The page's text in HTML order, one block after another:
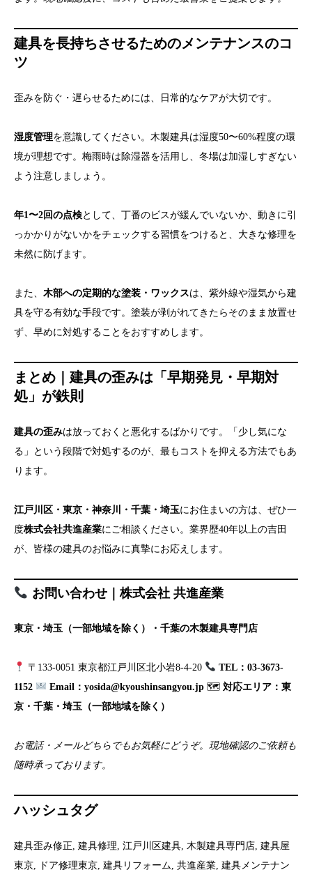
建具を長持ちさせるためのメンテナンスのコ
ツ
歪みを防ぐ・遅らせるためには、日常的なケアが大切です。
湿度管理を意識してください。木製建具は湿度50〜60%程度の環
境が理想です。梅雨時は除湿器を活用し、冬場は加湿しすぎない
よう注意しましょう。
年1〜2回の点検として、丁番のビスが緩んでいないか、動きに引
っかかりがないかをチェックする習慣をつけると、大きな修理を
未然に防げます。
また、 木部への定期的な塗装・ワックスは、紫外線や湿気から建
具を守る有効な手段です。塗装が剥がれてきたらそのまま放置せ
ず、早めに対処することをおすすめします。
まとめ｜建具の歪みは「早期発見・早期対
処」が鉄則
建具の歪みは放っておくと悪化するばかりです。「少し気にな
る」という段階で対処するのが、最もコストを抑える方法でもあ
ります。
江戸川区・東京・神奈川・千葉・埼玉にお住まいの方は、ぜひ一
度株式会社共進産業にご相談ください。業界歴40年以上の吉田
が、皆様の建具のお悩みに真摯にお応えします。
お問い合わせ｜株式会社 共進産業
東京・埼玉（一部地域を除く）・千葉の木製建具専門店
〒133-0051 東京都江戸川区北小岩8-4-20
TEL：03-3673-
1152
Email：yosida@kyoushinsangyou.jp🗺 対応エリア：東
京・千葉・埼玉（一部地域を除く）
お電話・メールどちらでもお気軽にどうぞ。現地確認のご依頼も
随時承っております。
ハッシュタグ
建具歪み修正, 建具修理, 江戸川区建具, 木製建具専門店, 建具屋
東京, ドア修理東京, 建具リフォーム, 共進産業, 建具メンテナン